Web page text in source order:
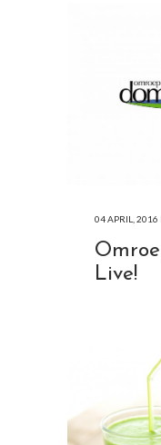
04 APRIL, 2016
Live!